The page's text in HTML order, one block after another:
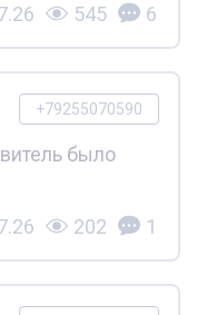
545 6
+79255070590
было
202 1